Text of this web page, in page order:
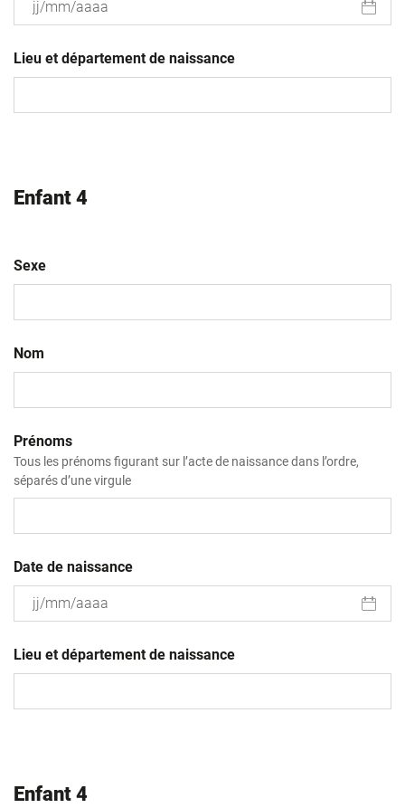
slash
MM
Lieu et département de naissance
Enfant 4
Sexe
Nom
Prénoms
Tous les prénoms figurant sur l’acte de naissance dans l’ordre,
séparés d’une virgule
Date de naissance
slash
MM
Lieu et département de naissance
Enfant 4